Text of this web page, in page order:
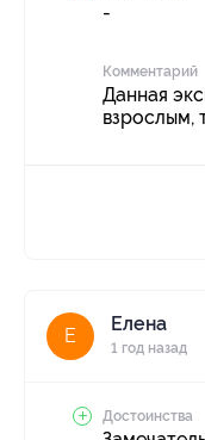
-
Комментарий
Данная
взрослым,
Е
Елена
1 год назад
Достоинства